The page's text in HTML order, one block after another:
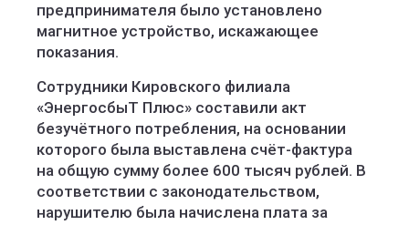
предпринимателя было установлено
магнитное устройство, искажающее
показания.
Сотрудники Кировского филиала
«ЭнергосбыТ Плюс» составили акт
безучётного потребления, на основании
которого была выставлена счёт-фактура
на общую сумму более 600 тысяч рублей. В
соответствии с законодательством,
нарушителю была начислена плата за